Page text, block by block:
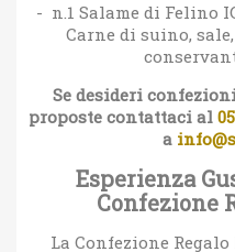
- n.1 Salame di Felino
Carne di suino,
Se desideri
proposte contattaci al
a
Esperienza
Confezione
La Confezione